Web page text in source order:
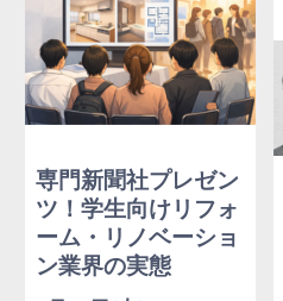
専門新聞社プレゼン
ツ！学生向けリフォ
ーム・リノベーショ
ン業界の実態